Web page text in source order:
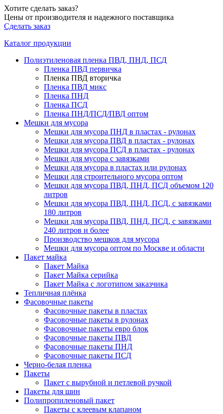
Хотите сделать заказ?
Цены от производителя и надежного поставщика
Сделать заказ
Каталог продукции
Полиэтиленовая пленка ПВД, ПНД, ПСД
Пленка ПВД первичка
Пленка ПВД вторичка
Пленка ПВД микс
Пленка ПНД
Пленка ПСД
Пленка ПНД/ПСД/ПВД оптом
Мешки для мусора
Мешки для мусора ПНД в пластах - рулонах
Мешки для мусора ПВД в пластах - рулонах
Мешки для мусора ПСД в пластах - рулонах
Мешки для мусора с завязками
Мешки для мусора в пластах или рулонах
Мешки для строительного мусора оптом
Мешки для мусора ПВД, ПНД, ПСД объемом 120
литров
Мешки для мусора ПВД, ПНД, ПСД, с завязками
180 литров
Мешки для мусора ПВД, ПНД, ПСД, с завязками
240 литров и более
Производство мешков для мусора
Мешки для мусора оптом по Москве и области
Пакет майка
Пакет Майка
Пакет Майка серийка
Пакет Майка с логотипом заказчика
Тепличная плёнка
Фасовочные пакеты
Фасовочные пакеты в пластах
Фасовочные пакеты в рулонах
Фасовочные пакеты евро блок
Фасовочные пакеты ПВД
Фасовочные пакеты ПНД
Фасовочные пакеты ПСД
Черно-белая пленка
Пакеты
Пакет с вырубной и петлевой ручкой
Пакеты для шин
Полипропиленовый пакет
Пакеты с клеевым клапаном